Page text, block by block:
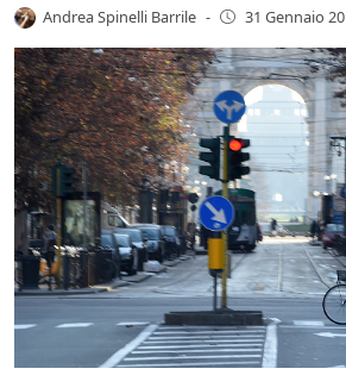
Andrea Spinelli Barrile - 31 Gennaio